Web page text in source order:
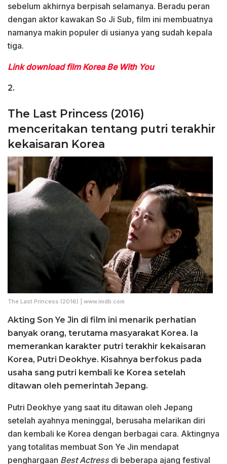
sebelum akhirnya berpisah selamanya. Beradu peran
dengan aktor kawakan So Ji Sub, film ini membuatnya
namanya makin populer di usianya yang sudah kepala
tiga.
Link download film Korea Be With You
2.
The Last Princess (2016)
menceritakan tentang putri terakhir
kekaisaran Korea
The Last Princess (2016) | www.imdb.com
Akting Son Ye Jin di film ini menarik perhatian
banyak orang, terutama masyarakat Korea. Ia
memerankan karakter putri terakhir kekaisaran
Korea, Putri Deokhye. Kisahnya berfokus pada
usaha sang putri kembali ke Korea setelah
ditawan oleh pemerintah Jepang.
Putri Deokhye yang saat itu ditawan oleh Jepang
setelah ayahnya meninggal, berusaha melarikan diri
dan kembali ke Korea dengan berbagai cara. Aktingnya
yang totalitas membuat Son Ye Jin mendapat
penghargaan Best Actressdi beberapa ajang festival